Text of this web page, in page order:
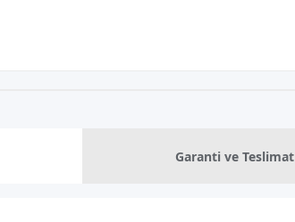
Garanti ve Teslimat